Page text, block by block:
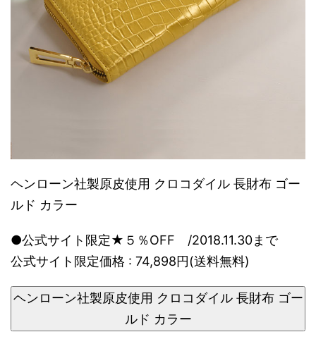
ヘンローン社製原皮使用 クロコダイル 長財布 ゴー
ルド カラー
●公式サイト限定★５％OFF /2018.11.30まで
公式サイト限定価格 : 74,898円(送料無料)
ヘンローン社製原皮使用 クロコダイル 長財布 ゴー
ルド カラー